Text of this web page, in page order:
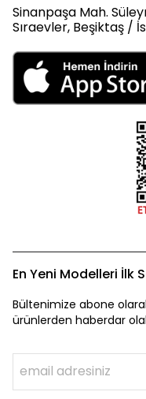
Sinanpaşa Mah.
Sıraevler, Beşiktaş /
En Yeni Modelleri İlk
Bültenimize abone
ürünlerden haberdar